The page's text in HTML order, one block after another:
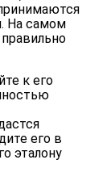
На самом
к его
его в
эталону